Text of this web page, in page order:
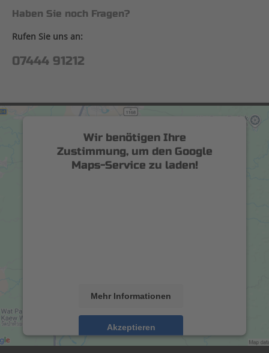
Haben Sie noch Fragen?
Rufen Sie uns an:
07444 91212
Wir benötigen Ihre
Zustimmung, um den Google
Maps-Service zu laden!
Mehr Informationen
Akzeptieren
powered byUsercentrics Consent Management